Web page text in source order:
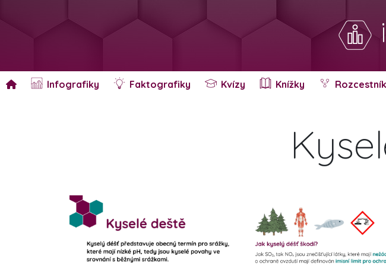
Infografiky Faktografiky Kvízy Knížky Rozcestník